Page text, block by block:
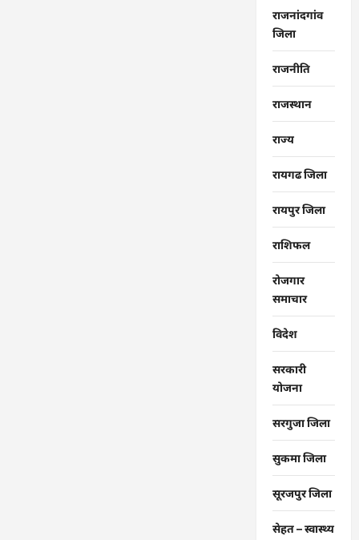
राजनांदगांव
जिला
राजनीति
राजस्थान
राज्‍य
रायगढ जिला
रायपुर जिला
राशिफल
रोजगार
समाचार
विदेश
सरकारी
योजना
सरगुजा जिला
सुकमा जिला
सूरजपुर जिला
सेहत – स्‍वास्‍थ्‍य